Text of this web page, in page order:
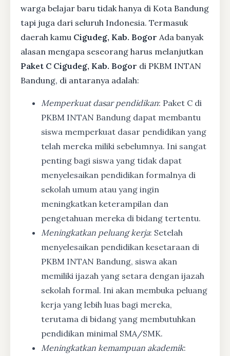
warga belajar baru tidak hanya di Kota Bandung
tapi juga dari seluruh Indonesia. Termasuk
daerah kamu Cigudeg, Kab. Bogor Ada banyak
alasan mengapa seseorang harus melanjutkan
Paket C Cigudeg, Kab. Bogor di PKBM INTAN
Bandung, di antaranya adalah:
Memperkuat dasar pendidikan: Paket C di
PKBM INTAN Bandung dapat membantu
siswa memperkuat dasar pendidikan yang
telah mereka miliki sebelumnya. Ini sangat
penting bagi siswa yang tidak dapat
menyelesaikan pendidikan formalnya di
sekolah umum atau yang ingin
meningkatkan keterampilan dan
pengetahuan mereka di bidang tertentu.
Meningkatkan peluang kerja: Setelah
menyelesaikan pendidikan kesetaraan di
PKBM INTAN Bandung, siswa akan
memiliki ijazah yang setara dengan ijazah
sekolah formal. Ini akan membuka peluang
kerja yang lebih luas bagi mereka,
terutama di bidang yang membutuhkan
pendidikan minimal SMA/SMK.
Meningkatkan kemampuan akademik: